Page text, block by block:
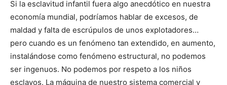
Si la esclavitud infantil fuera algo anecdótico en nuestra
economía mundial, podríamos hablar de excesos, de
maldad y falta de escrúpulos de unos explotadores…
pero cuando es un fenómeno tan extendido, en aumento,
instalándose como fenómeno estructural, no podemos
ser ingenuos. No podemos por respeto a los niños
esclavos. La máquina de nuestro sistema comercial y